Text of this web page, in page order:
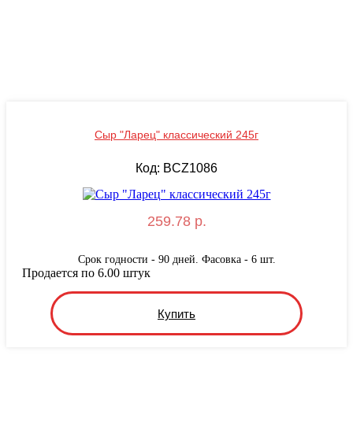
Сыр "Ларец" классический 245г
Код: BCZ1086
259.78 р.
Срок годности - 90 дней. Фасовка - 6 шт.
Купить
Продается по 6.00 штук